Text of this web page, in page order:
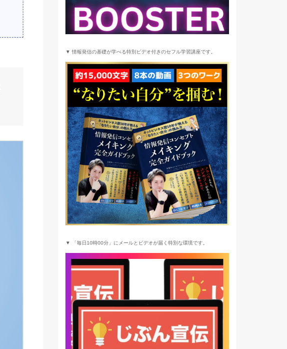
▼ 情報発信の基礎が学べる特別ビデオ付きのセフル学習講座です。
▼ 「毎日10時00分」にメールとビデオが届く特別な環境です。